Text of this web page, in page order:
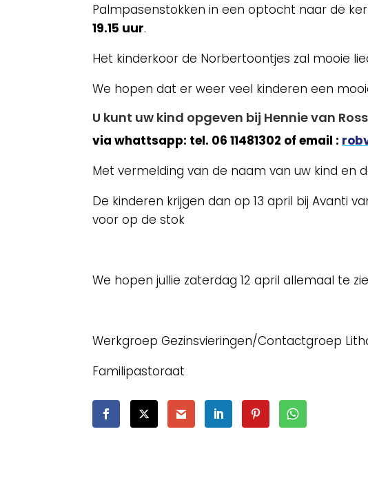
Palmpasenstokken in een optocht naar de
19.15 uur.
Het kinderkoor de Norbertoontjes zal mooie
We hopen dat er weer veel kinderen een
U kunt uw kind opgeven bij Hennie van
via whattsapp: tel. 06 11481302 of email :
Met vermelding van de naam van uw kind en
De kinderen krijgen dan op 13 april bij Avanti
voor op de stok
We hopen jullie zaterdag 12 april allemaal te
Werkgroep Gezinsvieringen/Contactgroep
Familipastoraat